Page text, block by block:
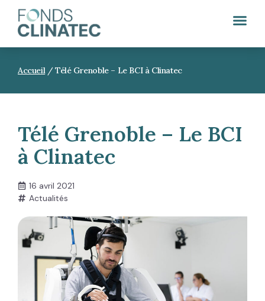
Accueil / Télé Grenoble – Le BCI à Clinatec
Télé Grenoble – Le BCI
à Clinatec
16 avril 2021
Actualités